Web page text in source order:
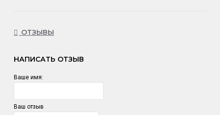
ОТЗЫВЫ
НАПИСАТЬ ОТЗЫВ
Ваше имя:
Ваш отзыв